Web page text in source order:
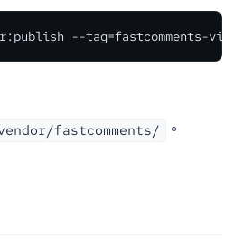
--tag=fastcomments-views
fastcomments/ 。